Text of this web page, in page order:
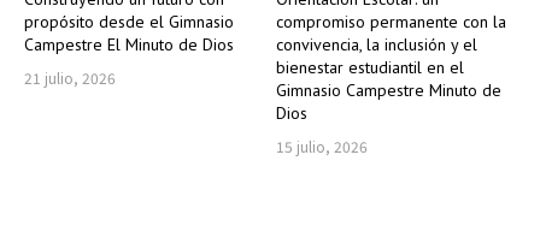
propósito desde el Gimnasio
Campestre El Minuto de Dios
21 julio, 2026
compromiso permanente con la
convivencia, la inclusión y el
bienestar estudiantil en el
Gimnasio Campestre Minuto de
Dios
15 julio, 2026